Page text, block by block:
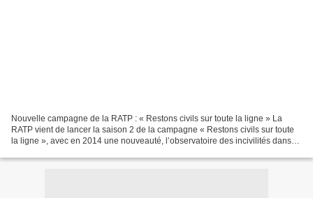
Nouvelle campagne de la RATP : « Restons civils sur toute la ligne » La
RATP vient de lancer la saison 2 de la campagne « Restons civils sur toute
la ligne », avec en 2014 une nouveauté, l’observatoire des incivilités dans